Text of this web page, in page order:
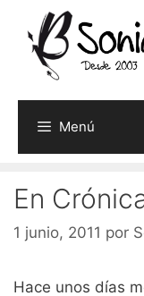
contenido
Menú
En
1 junio, 2011 por
Hace unos días